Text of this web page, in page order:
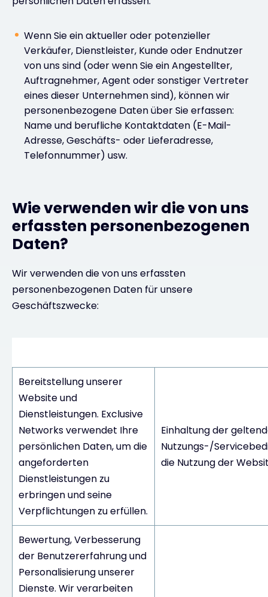
Wenn Sie ein aktueller oder potenzieller
Verkäufer, Dienstleister, Kunde oder Endnutzer
von uns sind (oder wenn Sie ein Angestellter,
Auftragnehmer, Agent oder sonstiger Vertreter
eines dieser Unternehmen sind), können wir
personenbezogene Daten über Sie erfassen:
Name und berufliche Kontaktdaten (E-Mail-
Adresse, Geschäfts- oder Lieferadresse,
Telefonnummer) usw.
Wie verwenden wir die von uns
erfassten personenbezogenen
Daten?
Wir verwenden die von uns erfassten
personenbezogenen Daten für unsere
Geschäftszwecke:
Bereitstellung unserer
Website und
Dienstleistungen. Exclusive
Networks verwendet Ihre
persönlichen Daten, um die
angeforderten
Dienstleistungen zu
erbringen und seine
Verpflichtungen zu erfüllen.
Einhaltung der
Nutzungs-/
die Nutzung der
Bewertung, Verbesserung
der Benutzererfahrung und
Personalisierung unserer
Dienste. Wir verarbeiten